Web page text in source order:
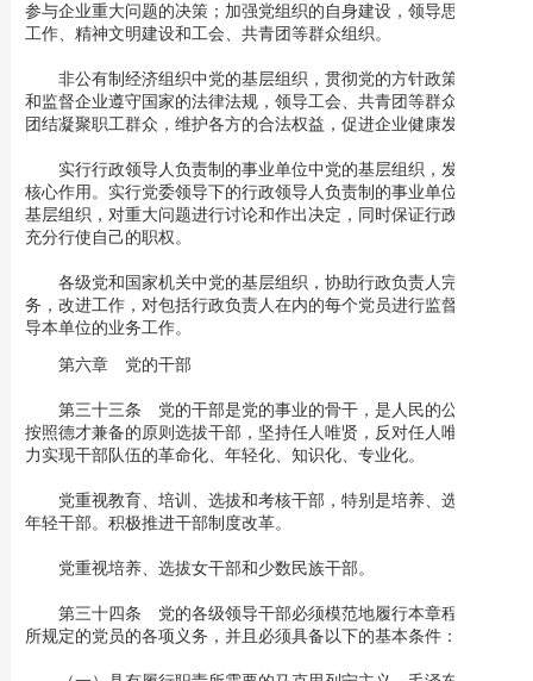
参与企业重大问题的决策；加强党组织的自身建设，领导思想政治
工作、精神文明建设和工会、共青团等群众组织。
非公有制经济组织中党的基层组织，贯彻党的方针政策，引导
和监督企业遵守国家的法律法规，领导工会、共青团等群众组织，
团结凝聚职工群众，维护各方的合法权益，促进企业健康发展。
实行行政领导人负责制的事业单位中党的基层组织，发挥政治
核心作用。实行党委领导下的行政领导人负责制的事业单位中党的
基层组织，对重大问题进行讨论和作出决定，同时保证行政领导人
充分行使自己的职权。
各级党和国家机关中党的基层组织，协助行政负责人完成任
务，改进工作，对包括行政负责人在内的每个党员进行监督，不领
导本单位的业务工作。
第六章 党的干部
第三十三条 党的干部是党的事业的骨干，是人民的公仆。党
按照德才兼备的原则选拔干部，坚持任人唯贤，反对任人唯亲，努
力实现干部队伍的革命化、年轻化、知识化、专业化。
党重视教育、培训、选拔和考核干部，特别是培养、选拔优秀
年轻干部。积极推进干部制度改革。
党重视培养、选拔女干部和少数民族干部。
第三十四条 党的各级领导干部必须模范地履行本章程第三条
所规定的党员的各项义务，并且必须具备以下的基本条件：